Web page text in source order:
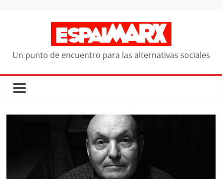
Un punto de encuentro para las alternativas sociales